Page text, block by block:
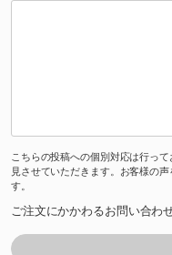
こちらの投稿への個別対応は行っ
見させていただきます。お客様の
す。
ご注文にかかわるお問い合わ